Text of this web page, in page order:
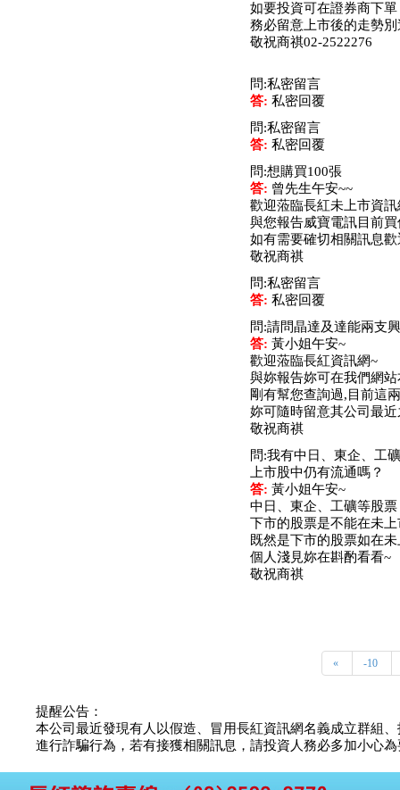
如要投資可在證券商下單
務必留意上市後的走勢別
敬祝商祺02-2522276
問:私密留言
答: 私密回覆
問:私密留言
答: 私密回覆
問:想購買100張
答: 曾先生午安~~
歡迎蒞臨長紅未上市資訊
與您報告威寶電訊目前
如有需要確切相關訊息
敬祝商祺
問:私密留言
答: 私密回覆
問:請問晶達及達能兩支
答: 黃小姐午安~
歡迎蒞臨長紅資訊網~
與妳報告妳可在我們網
剛有幫您查詢過,目前這
妳可隨時留意其公司最近
敬祝商祺
問:我有中日、東企、工
上市股中仍有流通嗎？
答: 黃小姐午安~
中日、東企、工礦等股
下市的股票是不能在未
既然是下市的股票如在
個人淺見妳在斟酌看看~
敬祝商祺
« -10
提醒公告：
本公司最近發現有人以假造、冒用長紅資訊網名義成立群組
進行詐騙行為，若有接獲相關訊息，請投資人務必多加小心